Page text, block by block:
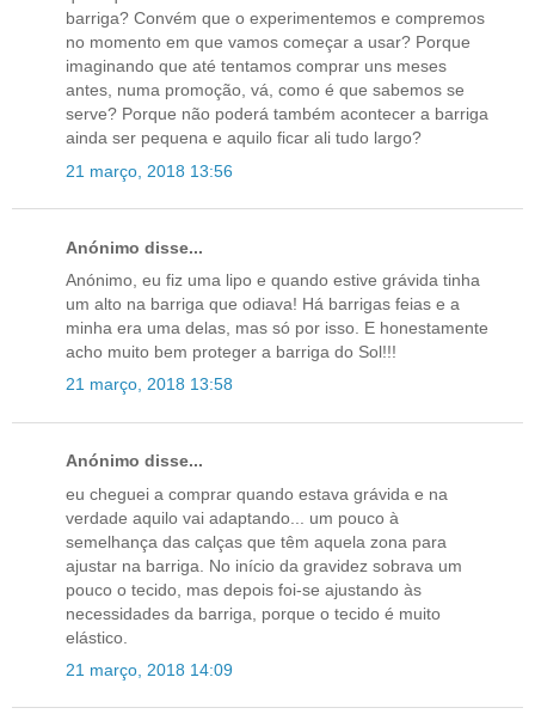
barriga? Convém que o experimentemos e compremos
no momento em que vamos começar a usar? Porque
imaginando que até tentamos comprar uns meses
antes, numa promoção, vá, como é que sabemos se
serve? Porque não poderá também acontecer a barriga
ainda ser pequena e aquilo ficar ali tudo largo?
21 março, 2018 13:56
Anónimo disse...
Anónimo, eu fiz uma lipo e quando estive grávida tinha
um alto na barriga que odiava! Há barrigas feias e a
minha era uma delas, mas só por isso. E honestamente
acho muito bem proteger a barriga do Sol!!!
21 março, 2018 13:58
Anónimo disse...
eu cheguei a comprar quando estava grávida e na
verdade aquilo vai adaptando... um pouco à
semelhança das calças que têm aquela zona para
ajustar na barriga. No início da gravidez sobrava um
pouco o tecido, mas depois foi-se ajustando às
necessidades da barriga, porque o tecido é muito
elástico.
21 março, 2018 14:09